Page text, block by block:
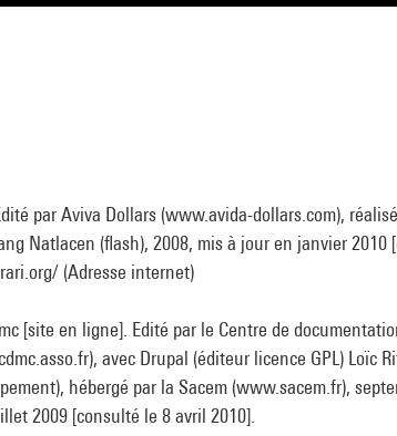
par Aviva Dollars (www.avida-dollars.com),
Natlacen (flash), 2008, mis à jour en janvier 2010
(Adresse internet)
[site en ligne]. Edité par le Centre de
avec Drupal (éditeur licence GPL) Loïc
hébergé par la Sacem (www.sacem.fr),
2009 [consulté le 8 avril 2010].